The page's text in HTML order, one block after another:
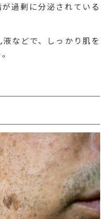
過剰に分泌されている
などで、しっかり肌を